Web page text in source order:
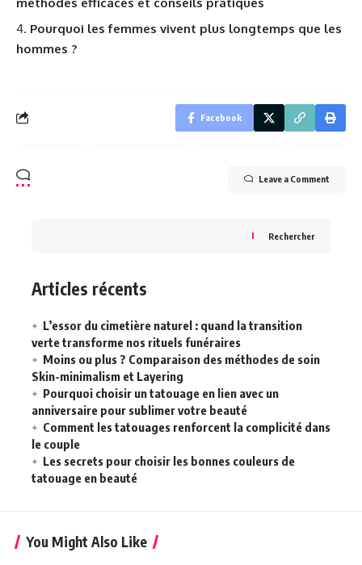
Pourquoi les femmes vivent plus longtemps que les
hommes ?
Facebook
Leave a Comment
Rechercher
Articles récents
L’essor du cimetière naturel : quand la transition
verte transforme nos rituels funéraires
Moins ou plus ? Comparaison des méthodes de soin
Skin-minimalism et Layering
Pourquoi choisir un tatouage en lien avec un
anniversaire pour sublimer votre beauté
Comment les tatouages renforcent la complicité dans
le couple
Les secrets pour choisir les bonnes couleurs de
tatouage en beauté
You Might Also Like